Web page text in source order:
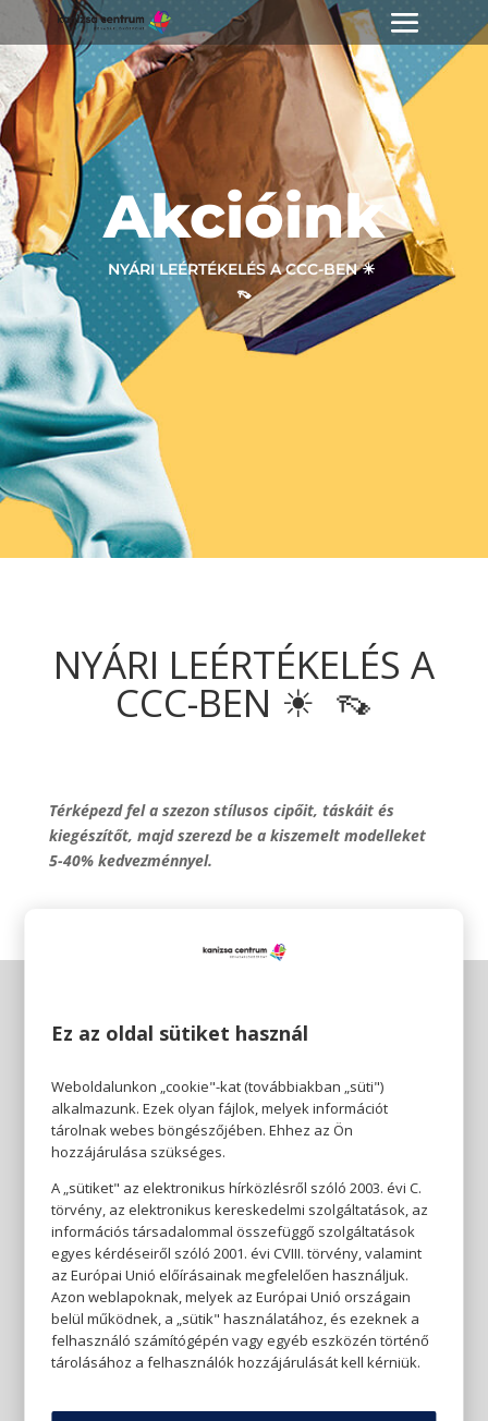
Akcióink
NYÁRI LEÉRTÉKELÉS A CCC-BEN ☀ ‎
👡
NYÁRI LEÉRTÉKELÉS A
CCC-BEN ☀ ‎ 👡
Térképezd fel a szezon stílusos cipőit, táskáit és
kiegészítőt, majd szerezd be a kiszemelt modelleket
5-40% kedvezménnyel.
Ez az oldal sütiket használ
Weboldalunkon „cookie"-kat (továbbiakban „süti")
alkalmazunk. Ezek olyan fájlok, melyek információt
tárolnak webes böngészőjében. Ehhez az Ön
hozzájárulása szükséges.
A „sütiket" az elektronikus hírközlésről szóló 2003. évi C.
törvény, az elektronikus kereskedelmi szolgáltatások, az
információs társadalommal összefüggő szolgáltatások
egyes kérdéseiről szóló 2001. évi CVIII. törvény, valamint
az Európai Unió előírásainak megfelelően használjuk.
Azon weblapoknak, melyek az Európai Unió országain
belül működnek, a „sütik" használatához, és ezeknek a
felhasználó számítógépén vagy egyéb eszközén történő
tárolásához a felhasználók hozzájárulását kell kérniük.